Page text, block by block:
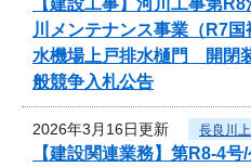
川メンテナンス事業（R7
水機場上戸排水樋門 開閉
般競争入札公告
2026年3月16日更新 長良川
【建設関連業務】第R8-4